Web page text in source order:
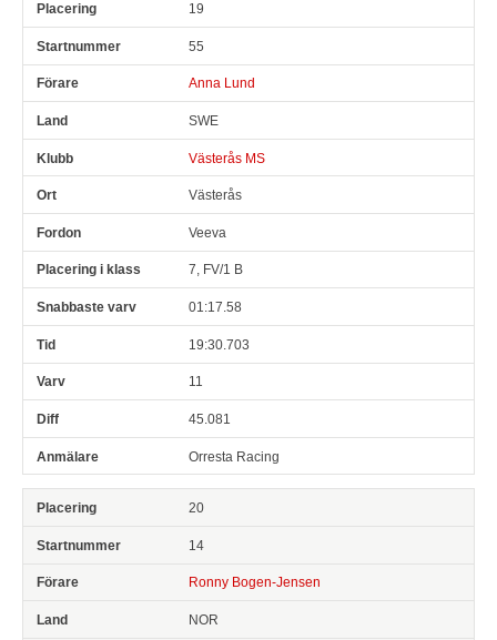
19
55
Anna Lund
SWE
Västerås MS
Västerås
Veeva
7, FV/1 B
01:17.58
19:30.703
11
45.081
Orresta Racing
20
14
Ronny Bogen-Jensen
NOR